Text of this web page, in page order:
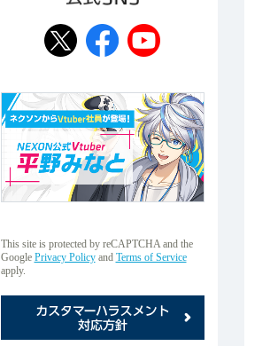
This site is protected by reCAPTCHA and the
Google Privacy Policyand Terms of Service
apply.